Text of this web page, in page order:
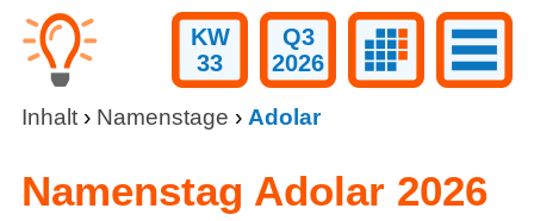
KW
33
Q3
2026
Inhalt› Namenstage › Adolar
Namenstag Adolar 2026